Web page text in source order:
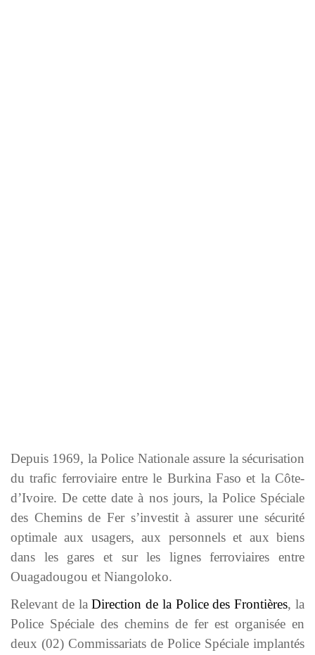
Depuis 1969, la Police Nationale assure la sécurisation
du trafic ferroviaire entre le Burkina Faso et la Côte-
d’Ivoire. De cette date à nos jours, la Police Spéciale
des Chemins de Fer s’investit à assurer une sécurité
optimale aux usagers, aux personnels et aux biens
dans les gares et sur les lignes ferroviaires entre
Ouagadougou et Niangoloko.
Relevant de laDirection de la Police des Frontières, la
Police Spéciale des chemins de fer est organisée en
deux (02) Commissariats de Police Spéciale implantés